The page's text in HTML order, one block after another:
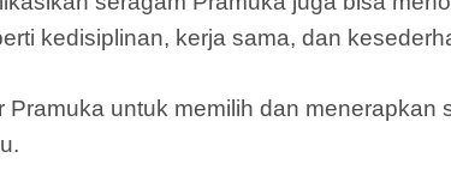
kedisiplinan, kerja sama, dan
untuk memilih dan